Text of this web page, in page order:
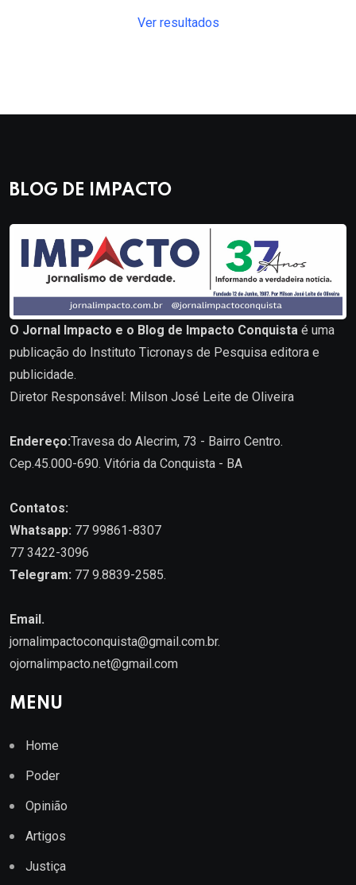
Ver resultados
BLOG DE IMPACTO
O Jornal Impacto e o Blog de Impacto Conquista é uma
publicação do Instituto Ticronays de Pesquisa editora e
publicidade.
Diretor Responsável: Milson José Leite de Oliveira
Endereço:Travesa do Alecrim, 73 - Bairro Centro.
Cep.45.000-690. Vitória da Conquista - BA
Contatos:
Whatsapp: 77 99861-8307
77 3422-3096
Telegram: 77 9.8839-2585.
Email.
jornalimpactoconquista@gmail.com.br.
ojornalimpacto.net@gmail.com
MENU
Home
Poder
Opinião
Artigos
Justiça